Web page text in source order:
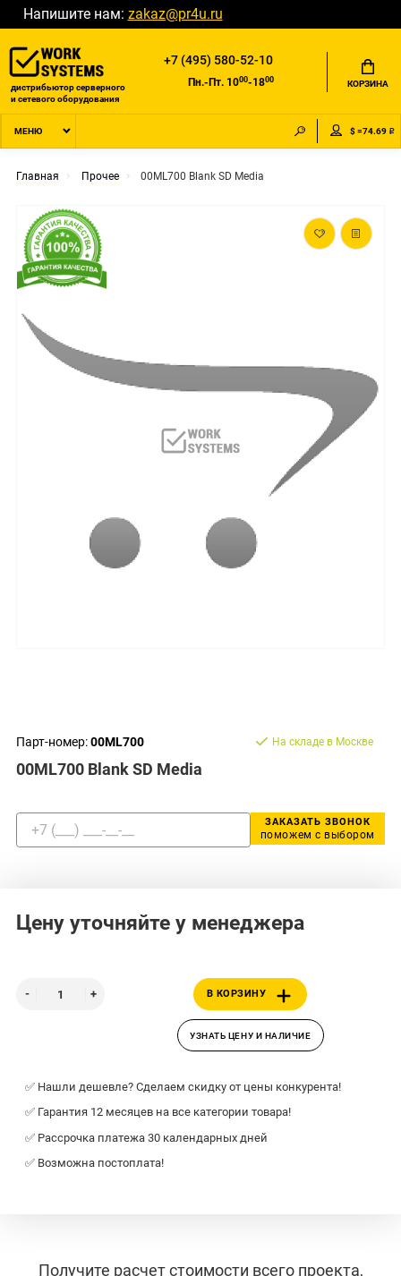
Напишите нам: zakaz@pr4u.ru
дистрибьютор серверного
и сетевого оборудования
+7 (495) 580-52-10
Пн.-Пт. 1000-1800 КОРЗИНА
МЕНЮ $ =74.69 ₽
Главная Прочее 00ML700 Blank SD Media
Парт-номер:00ML700
00ML700 Blank SD Media
На складе в Москве
ЗАКАЗАТЬ ЗВОНОК
поможем с выбором
Цену уточняйте у менеджера
В КОРЗИНУ
УЗНАТЬ ЦЕНУ И НАЛИЧИЕ
✅ Нашли дешевле? Сделаем скидку от цены конкурента!
✅ Гарантия 12 месяцев на все категории товара!
✅ Рассрочка платежа 30 календарных дней
✅ Возможна постоплата!
Получите расчет стоимости всего проекта,